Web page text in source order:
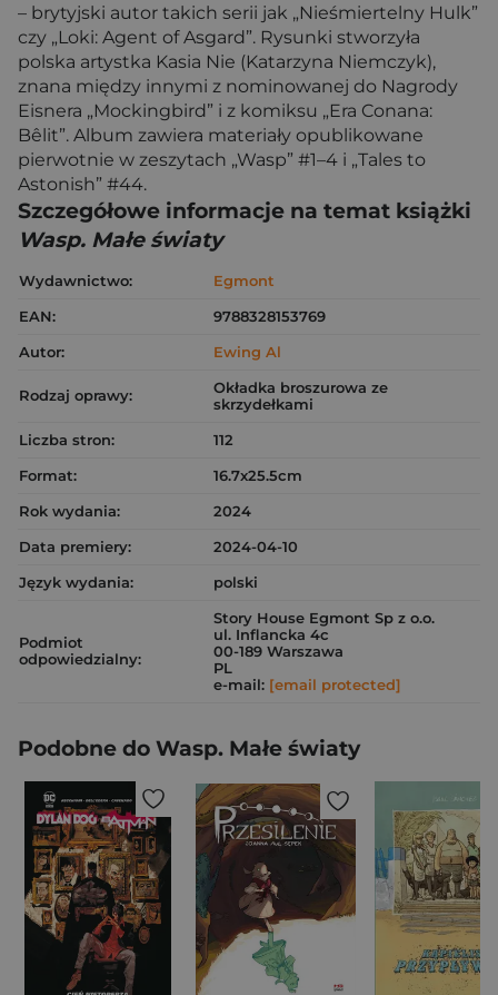
– brytyjski autor takich serii jak „Nieśmiertelny Hulk”
czy „Loki: Agent of Asgard”. Rysunki stworzyła
polska artystka Kasia Nie (Katarzyna Niemczyk),
znana między innymi z nominowanej do Nagrody
Eisnera „Mockingbird” i z komiksu „Era Conana:
Bêlit”. Album zawiera materiały opublikowane
pierwotnie w zeszytach „Wasp” #1–4 i „Tales to
Astonish” #44.
Szczegółowe informacje na temat książki
Wasp. Małe światy
Wydawnictwo:
Egmont
EAN:
9788328153769
Autor:
Ewing Al
Rodzaj oprawy:
Okładka broszurowa ze
skrzydełkami
Liczba stron:
112
Format:
16.7x25.5cm
Rok wydania:
2024
Data premiery:
2024-04-10
Język wydania:
polski
Podmiot
odpowiedzialny:
Story House Egmont Sp z o.o.
ul. Inflancka 4c
00-189 Warszawa
PL
e-mail: [email protected]
Podobne do Wasp. Małe światy